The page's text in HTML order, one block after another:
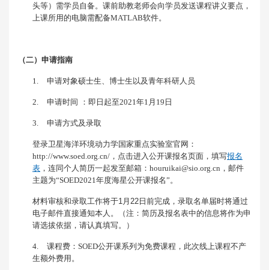
头等）需学员自备。课前助教老师会向学员发送课程讲义要点，
上课所用的电脑需配备MATLAB软件。
（二）申请指南
1. 申请对象硕士生、博士生以及青年科研人员
2. 申请时间 ：即日起至2021 年1 月 19 日
3. 申请方式及录取
登录卫星海洋环境动力学国家重点实验室官网：
http://www.soed.org.cn/ ，点击进入公开课报名页面，填写报名
表 ，连同个人简历一起发至邮箱： houruikai@sio.org.cn ，邮件
主题为“SOED2021 年度海星公开课报名” 。
材料审核和录取工作将于1 月 22日前完成，录取名单届时将通过
电子邮件直接通知本人。（注：简历及报名表中的信息将作为申
请选拔依据，请认真填写。）
4. 课程费： SOED公开课系列为免费课程，此次线上课程不产
生额外费用。